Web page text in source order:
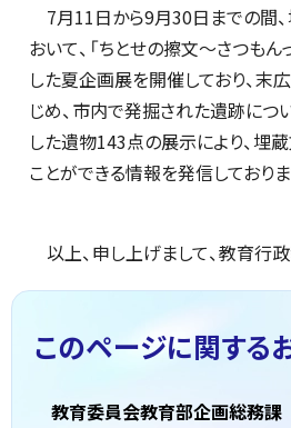
7月11日から9月30日までの間
おいて、「ちとせの擦文～さつもん
した夏企画展を開催しており、末
じめ、市内で発掘された遺跡につ
した遺物143点の展示により、埋
ことができる情報を発信しておりま
以上、申し上げまして、教育行
このページに関する
教育委員会教育部企画総務課